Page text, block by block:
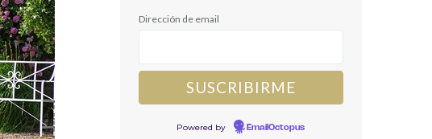
Dirección de email
Powered by EmailOctopus